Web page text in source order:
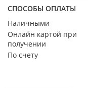
СПОСОБЫ ОПЛАТЫ
Наличными
Онлайн картой при
получении
По счету